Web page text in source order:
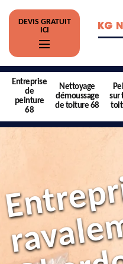
DEVIS GRATUIT
ICI
Entreprise
de
peinture
68
Nettoyage
démoussage
de toiture 68
sur